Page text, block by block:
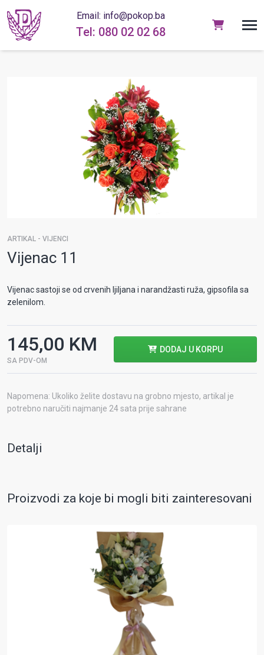
Email: info@pokop.ba
Tel: 080 02 02 68
ARTIKAL - VIJENCI
Vijenac 11
Vijenac sastoji se od crvenih ljiljana i narandžasti ruža, gipsofila sa
zelenilom.
145,00 KM
SA PDV-OM
DODAJ U KORPU
Napomena: Ukoliko želite dostavu na grobno mjesto, artikal je
potrebno naručiti najmanje 24 sata prije sahrane
Detalji
Proizvodi za koje bi mogli biti zainteresovani